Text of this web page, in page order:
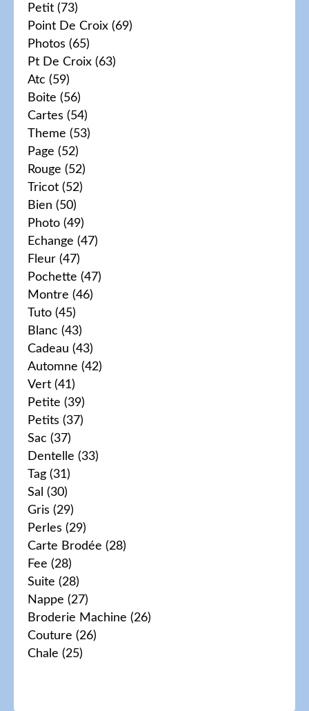
Petit (73)
Point De Croix (69)
Photos (65)
Pt De Croix (63)
Atc (59)
Boite (56)
Cartes (54)
Theme (53)
Page (52)
Rouge (52)
Tricot (52)
Bien (50)
Photo (49)
Echange (47)
Fleur (47)
Pochette (47)
Montre (46)
Tuto (45)
Blanc (43)
Cadeau (43)
Automne (42)
Vert (41)
Petite (39)
Petits (37)
Sac (37)
Dentelle (33)
Tag (31)
Sal (30)
Gris (29)
Perles (29)
Carte Brodée (28)
Fee (28)
Suite (28)
Nappe (27)
Broderie Machine (26)
Couture (26)
Chale (25)